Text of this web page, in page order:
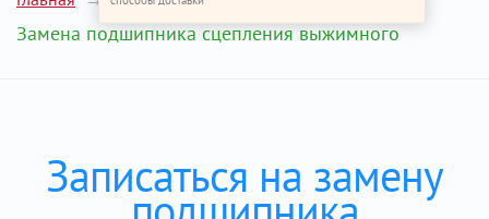
Замена подшипника сцепления выжимного
Записаться на замену